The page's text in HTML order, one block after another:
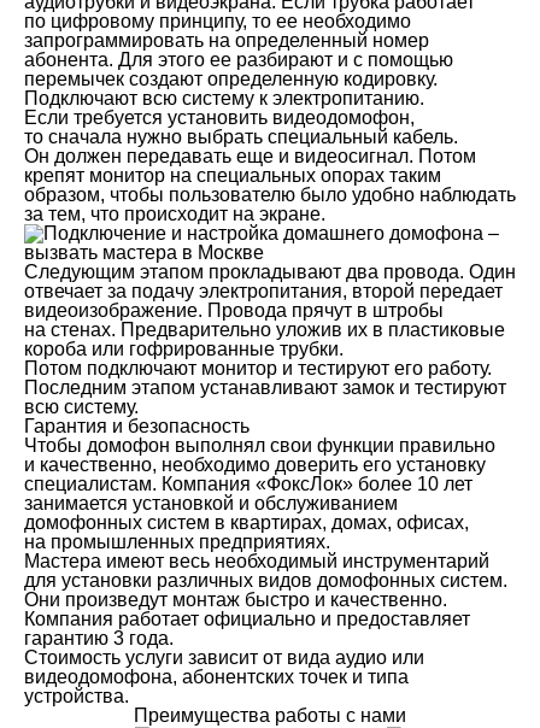
по цифровому принципу, то ее необходимо
запрограммировать на определенный номер
абонента. Для этого ее разбирают и с помощью
перемычек создают определенную кодировку.
Подключают всю систему к электропитанию.
Если требуется установить видеодомофон,
то сначала нужно выбрать специальный кабель.
Он должен передавать еще и видеосигнал. Потом
крепят монитор на специальных опорах таким
образом, чтобы пользователю было удобно наблюдать
за тем, что происходит на экране.
Следующим этапом прокладывают два провода. Один
отвечает за подачу электропитания, второй передает
видеоизображение. Провода прячут в штробы
на стенах. Предварительно уложив их в пластиковые
короба или гофрированные трубки.
Потом подключают монитор и тестируют его работу.
Последним этапом устанавливают замок и тестируют
всю систему.
Гарантия и безопасность
Чтобы домофон выполнял свои функции правильно
и качественно, необходимо доверить его установку
специалистам. Компания «ФоксЛок» более 10 лет
занимается установкой и обслуживанием
домофонных систем в квартирах, домах, офисах,
на промышленных предприятиях.
Мастера имеют весь необходимый инструментарий
для установки различных видов домофонных систем.
Они произведут монтаж быстро и качественно.
Компания работает официально и предоставляет
гарантию 3 года.
Стоимость услуги зависит от вида аудио или
видеодомофона, абонентских точек и типа
устройства.
Преимущества работы с нами